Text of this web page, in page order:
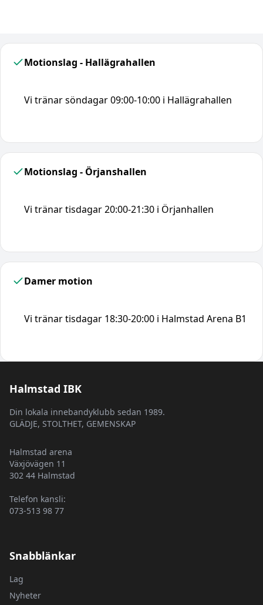
Motionslag - Hallägrahallen
Vi tränar söndagar 09:00-10:00 i Hallägrahallen
Motionslag - Örjanshallen
Vi tränar tisdagar 20:00-21:30 i Örjanhallen
Damer motion
Vi tränar tisdagar 18:30-20:00 i Halmstad Arena B1
Halmstad IBK
Din lokala innebandyklubb sedan 1989.
GLÄDJE, STOLTHET, GEMENSKAP
Halmstad arena
Växjövägen 11
302 44 Halmstad
Telefon kansli:
073-513 98 77
Snabblänkar
Lag
Nyheter